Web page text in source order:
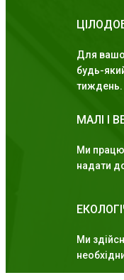
Для
будь-
тиждень.
МАЛІ І
Ми
надати
Ми